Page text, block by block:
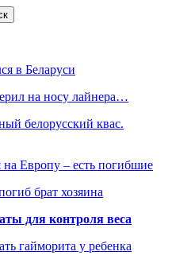
в Беларуси
на носу лайнера…
белорусский квас.
Европу – есть погибшие
брат хозяина
для контроля веса
гайморита у ребенка